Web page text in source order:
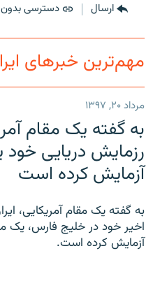
ارسال دسترسی
مهم‌ترین خبرهای
مرداد ۲۰, ۱۳۹۷
به گفته یک مقام
رزمایش دریایی
آزمایش کرده است
به گفته یک مقام آمریکایی،
اخیر خود در خلیج فارس، یک
آزمایش کرده است.